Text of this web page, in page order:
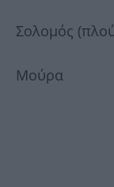
Σολομός
Μούρα